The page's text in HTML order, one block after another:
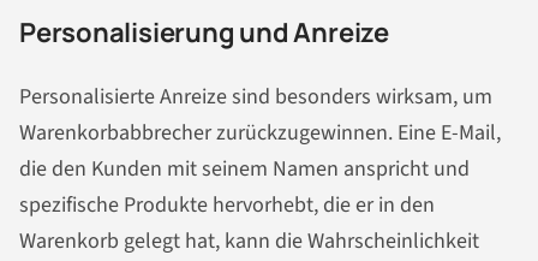
Personalisierung und Anreize
Personalisierte Anreize sind besonders wirksam, um
Warenkorbabbrecher zurückzugewinnen. Eine E-Mail,
die den Kunden mit seinem Namen anspricht und
spezifische Produkte hervorhebt, die er in den
Warenkorb gelegt hat, kann die Wahrscheinlichkeit